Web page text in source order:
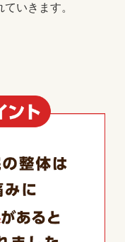
いきます。